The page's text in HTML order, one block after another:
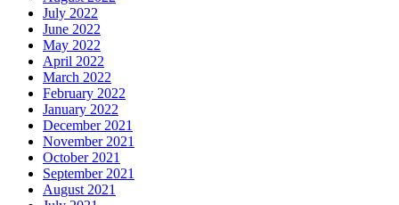
July 2022
June 2022
May 2022
April 2022
March 2022
February 2022
January 2022
December 2021
November 2021
October 2021
September 2021
August 2021